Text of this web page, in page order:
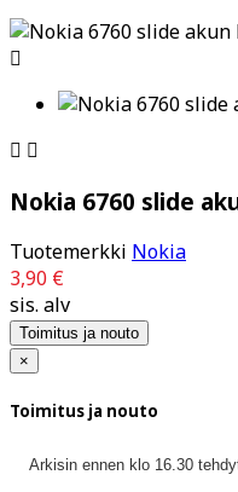

 
Nokia 6760 slide
Tuotemerkki Nokia
3,90 €
sis. alv
Toimitus ja nouto
×
Toimitus ja nouto
Arkisin ennen klo 16.30